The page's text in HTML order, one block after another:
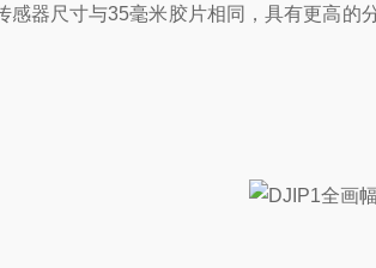
感器尺寸与35毫米胶片相同，具有更高